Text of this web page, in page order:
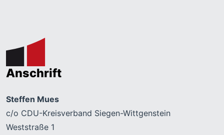
Anschrift
Steffen Mues
c/o CDU-Kreisverband Siegen-Wittgenstein
Weststraße 1